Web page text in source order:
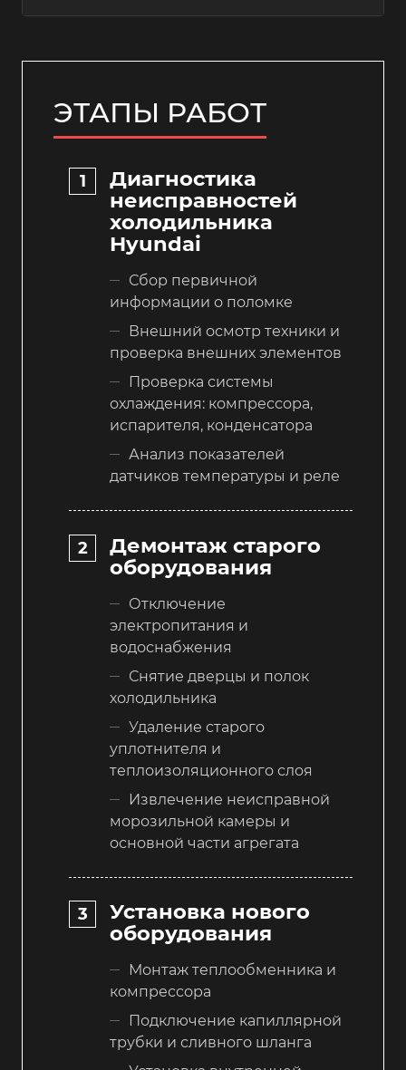
ЭТАПЫ РАБОТ
Диагностика
неисправностей
холодильника
Hyundai
Сбор первичной
информации о поломке
Внешний осмотр техники и
проверка внешних элементов
Проверка системы
охлаждения: компрессора,
испарителя, конденсатора
Анализ показателей
датчиков температуры и реле
Демонтаж старого
оборудования
Отключение
электропитания и
водоснабжения
Снятие дверцы и полок
холодильника
Удаление старого
уплотнителя и
теплоизоляционного слоя
Извлечение неисправной
морозильной камеры и
основной части агрегата
Установка нового
оборудования
Монтаж теплообменника и
компрессора
Подключение капиллярной
трубки и сливного шланга